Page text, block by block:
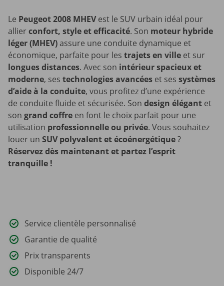
Le Peugeot 2008 MHEVest le SUV urbain idéal pour
allierconfort, style et efficacité. Son moteur hybride
léger (MHEV)assure une conduite dynamique et
économique, parfaite pour les trajets en ville et sur
longues distances. Avec son intérieur spacieux et
moderne, ses technologies avancées et ses systèmes
d’aide à la conduite, vous profitez d’une expérience
de conduite fluide et sécurisée. Son design élégant et
son grand coffre en font le choix parfait pour une
utilisation professionnelle ou privée. Vous souhaitez
louer un SUV polyvalent et écoénergétique?
Réservez dès maintenant et partez l’esprit
tranquille !
Service clientèle personnalisé
Garantie de qualité
Prix transparents
Disponible 24/7